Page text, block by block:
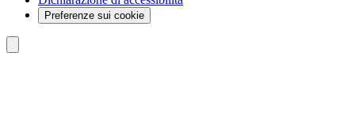
Preferenze sui cookie